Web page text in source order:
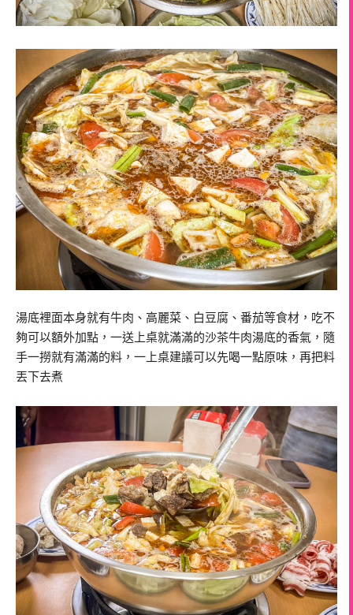
湯底裡面本身就有牛肉、高麗菜、白豆腐、番茄等食材，吃不
夠可以額外加點，一送上桌就滿滿的沙茶牛肉湯底的香氣，隨
手一撈就有滿滿的料，一上桌建議可以先喝一點原味，再把料
丟下去煮